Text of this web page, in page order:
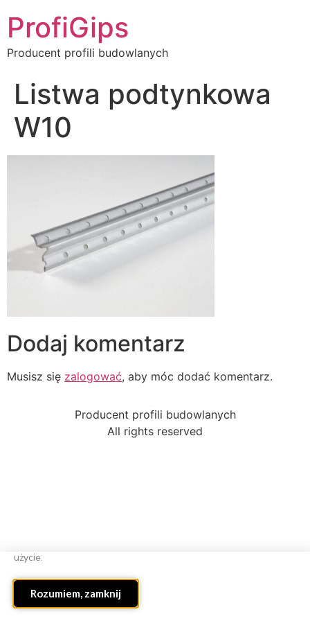
ProfiGips
Producent profili budowlanych
Listwa podtynkowa
W10
Dodaj komentarz
Musisz się zalogować, aby móc dodać komentarz.
Producent profili budowlanych
All rights reserved
użycie.
Rozumiem, zamknij